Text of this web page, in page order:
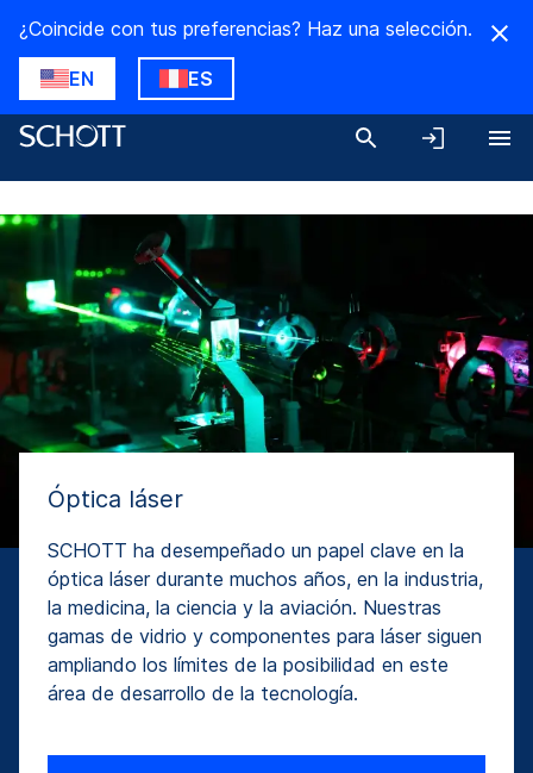
¿Coincide con tus preferencias? Haz una selección.
EN ES
Óptica láser
SCHOTT ha desempeñado un papel clave en la
óptica láser durante muchos años, en la industria,
la medicina, la ciencia y la aviación. Nuestras
gamas de vidrio y componentes para láser siguen
ampliando los límites de la posibilidad en este
área de desarrollo de la tecnología.